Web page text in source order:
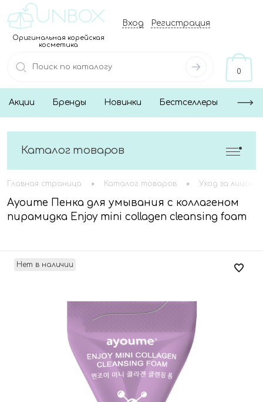
Оригинальная корейская
косметика
Вход Регистрация
0
Акции Бренды Новинки Бестселлеры
Каталог товаров
Главная страница • Каталог товаров • Уход за лицом
Ayoume Пенка для умывания с коллагеном
пирамидка Enjoy mini collagen cleansing foam
Нет в наличии